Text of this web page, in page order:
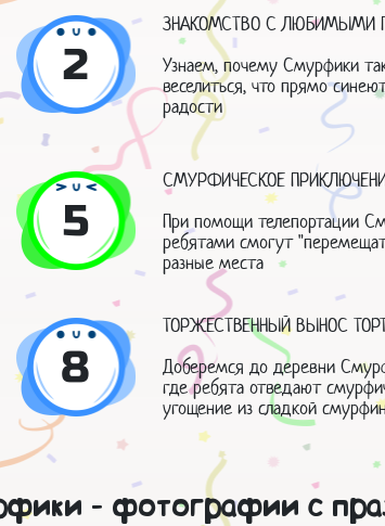
2
ЗНАКОМСТВО С ЛЮБИМЫМИ
Узнаем, почему Смурфики
веселиться, что прямо
радости
5
СМУРФИЧЕСКОЕ
При помощи телепортации
ребятами смогут
разные места
8
ТОРЖЕСТВЕННЫЙ ВЫНОС
Доберемся до деревни
где ребята отведают
угощение из сладкой
- фотографии с